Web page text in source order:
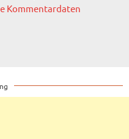
Kommentardaten